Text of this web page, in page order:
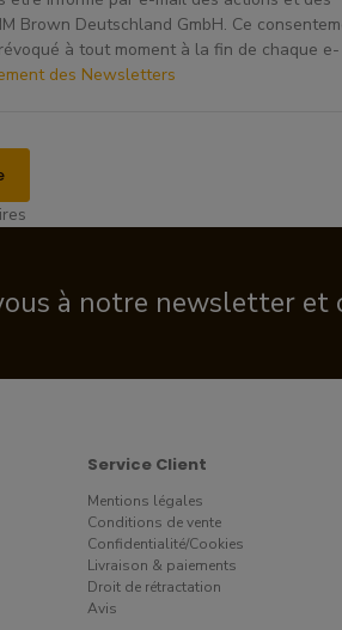
Brown Deutschland GmbH. Ce
à tout moment à la fin de chaque e-
des Newsletters
à notre newsletter et
Service Client
Mentions légales
Conditions de vente
Confidentialité/Cookies
Livraison & paiements
Droit de rétractation
Avis